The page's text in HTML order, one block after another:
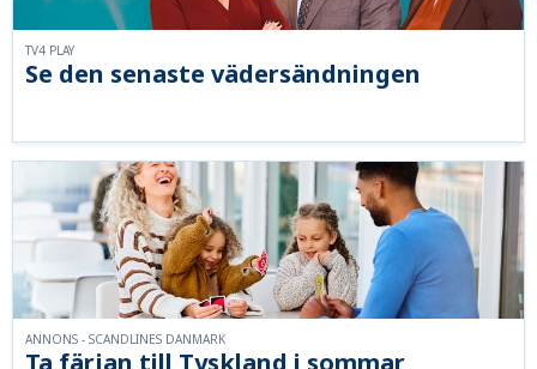
Se den senaste vädersändningen
TV4 PLAY
ANNONS - SCANDLINES DANMARK